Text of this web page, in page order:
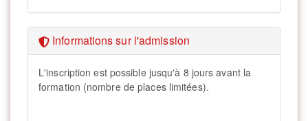
Informations sur l'admission
L'inscription est possible jusqu'à 8 jours avant la
formation (nombre de places limitées).